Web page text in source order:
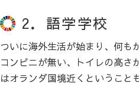
2．語学学校
ついに海外生活が始まり、何も
コンビニが無い、トイレの高さ
はオランダ国境近くということ